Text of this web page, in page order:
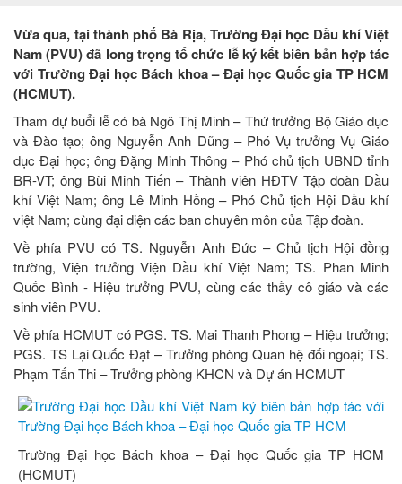
Vừa qua, tại thành phố Bà Rịa, Trường Đại học Dầu khí Việt
Nam (PVU) đã long trọng tổ chức lễ ký kết biên bản hợp tác
với Trường Đại học Bách khoa – Đại học Quốc gia TP HCM
(HCMUT).
Tham dự buổi lễ có bà Ngô Thị Minh – Thứ trưởng Bộ Giáo dục
và Đào tạo; ông Nguyễn Anh Dũng – Phó Vụ trưởng Vụ Giáo
dục Đại học; ông Đặng Minh Thông – Phó chủ tịch UBND tỉnh
BR-VT; ông Bùi Minh Tiến – Thành viên HĐTV Tập đoàn Dầu
khí Việt Nam; ông Lê Minh Hồng – Phó Chủ tịch Hội Dầu khí
việt Nam; cùng đại diện các ban chuyên môn của Tập đoàn.
Về phía PVU có TS. Nguyễn Anh Đức – Chủ tịch Hội đồng
trường, Viện trưởng Viện Dầu khí Việt Nam; TS. Phan Minh
Quốc Bình - Hiệu trưởng PVU, cùng các thầy cô giáo và các
sinh viên PVU.
Về phía HCMUT có PGS. TS. Mai Thanh Phong – Hiệu trưởng;
PGS. TS Lại Quốc Đạt – Trưởng phòng Quan hệ đối ngoại; TS.
Phạm Tấn Thi – Trưởng phòng KHCN và Dự án HCMUT
Trường Đại học Bách khoa – Đại học Quốc gia TP HCM
(HCMUT)